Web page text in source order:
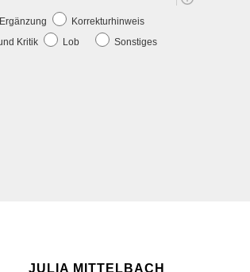
Korrekturhinweis
Kritik
Lob Sonstiges
JULIA MITTELBACH